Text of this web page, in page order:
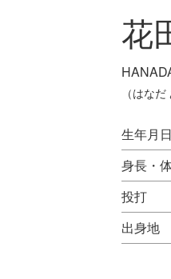
花
（はなだ
生年月日
身長・
投打
出身地